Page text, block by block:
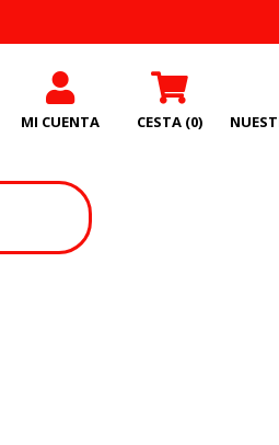
MI CUENTA CESTA (0)